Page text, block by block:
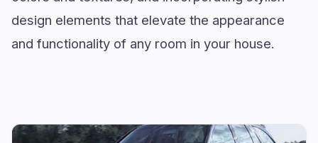
design elements that elevate the appearance
and functionality of any room in your house.